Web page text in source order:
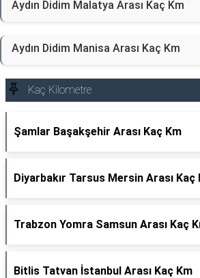
Aydın Didim Malatya Arası Kaç Km
Aydın Didim Manisa Arası Kaç Km
Kaç Kilometre
Şamlar Başakşehir Arası Kaç Km
Diyarbakır Tarsus Mersin Arası Kaç
Trabzon Yomra Samsun Arası Kaç
Bitlis Tatvan İstanbul Arası Kaç Km